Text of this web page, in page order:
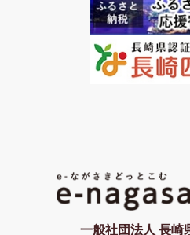
一般社団法人 長崎